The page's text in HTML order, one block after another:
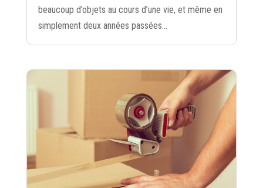
beaucoup d’objets au cours d’une vie, et même en
simplement deux années passées...